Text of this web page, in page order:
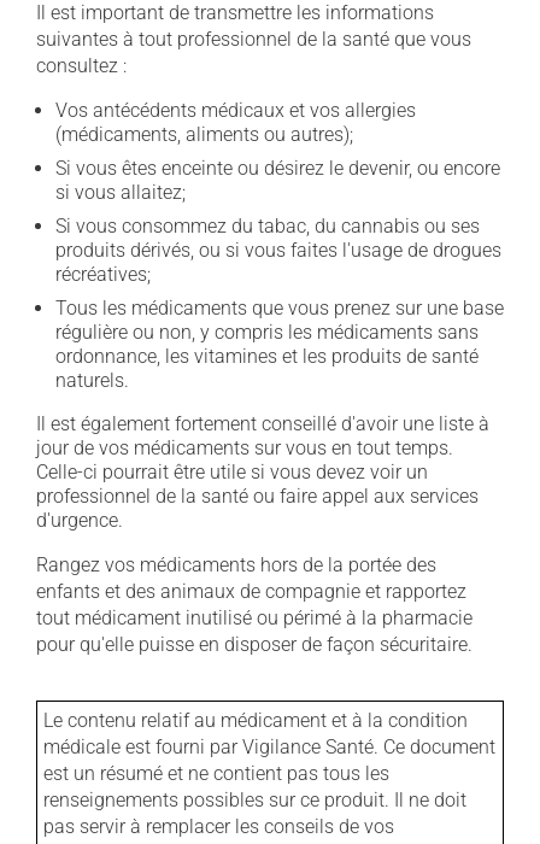
Il est important de transmettre les informations
suivantes à tout professionnel de la santé que vous
consultez :
Vos antécédents médicaux et vos allergies
(médicaments, aliments ou autres);
Si vous êtes enceinte ou désirez le devenir, ou encore
si vous allaitez;
Si vous consommez du tabac, du cannabis ou ses
produits dérivés, ou si vous faites l'usage de drogues
récréatives;
Tous les médicaments que vous prenez sur une base
régulière ou non, y compris les médicaments sans
ordonnance, les vitamines et les produits de santé
naturels.
Il est également fortement conseillé d'avoir une liste à
jour de vos médicaments sur vous en tout temps.
Celle-ci pourrait être utile si vous devez voir un
professionnel de la santé ou faire appel aux services
d'urgence.
Rangez vos médicaments hors de la portée des
enfants et des animaux de compagnie et rapportez
tout médicament inutilisé ou périmé à la pharmacie
pour qu'elle puisse en disposer de façon sécuritaire.
Le contenu relatif au médicament et à la condition
médicale est fourni par Vigilance Santé. Ce document
est un résumé et ne contient pas tous les
renseignements possibles sur ce produit. Il ne doit
pas servir à remplacer les conseils de vos